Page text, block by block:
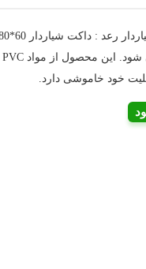
خود خاموشی دارد.